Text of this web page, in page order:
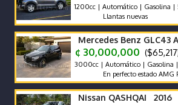
1200cc | Automático | Gasolina |
Llantas nuevas
Mercedes Benz GLC43
¢ 30,000,000
3000cc | Automático | Gasolina |
En perfecto estado AMG
Nissan QASHQAI 2016